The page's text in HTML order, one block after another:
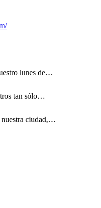
lunes de…
tan sólo…
nuestra ciudad,…